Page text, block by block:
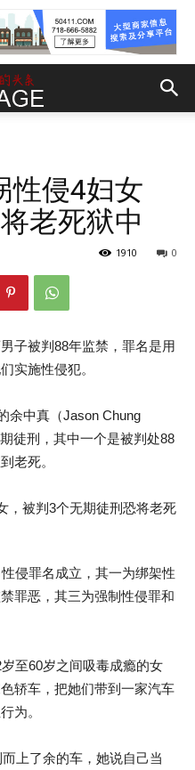
性侵4妇女
老死狱中
0
1910
子被判88年监禁，罪名是用
实施性侵犯。
余中真（Jason Chung
徒刑，其中一个是被判处88
老死。
侵罪名成立，其一为绑架性
罪恶，其三为强制性侵罪和
至60岁之间吸毒成瘾的女
轿车，把她们带到一家汽车
为。
上了余的车，她说自己当